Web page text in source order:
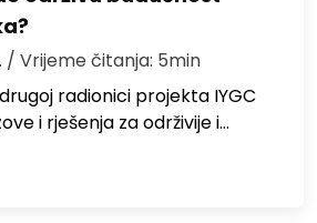
/ Vrijeme čitanja: 5min
radionici projekta IYGC
i rješenja za održivije i…